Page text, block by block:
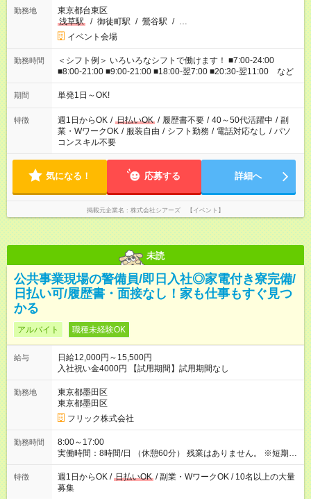
勤務地
東京都台東区
浅草駅
/ 御徒町駅 / 鶯谷駅 / …
イベント会場
勤務時間
＜シフト例＞ いろいろなシフトで働けます！ ■7:00-24:00
■8:00-21:00 ■9:00-21:00 ■18:00-翌7:00 ■20:30-翌11:00 など
期間 単発1日～OK!
特徴 週1日からOK / 日払いOK / 履歴書不要 / 40～50代活躍中 / 副
業・WワークOK / 服装自由 / シフト勤務 / 電話対応なし / パソ
コンスキル不要
気になる！ 応募する 詳細へ
掲載元企業名 株式会社シアーズ 【イベント】
未読
公共事業現場の警備員/即日入社◎家電付き寮完備/
日払い可/履歴書・面接なし！家も仕事もすぐ見つ
かる
アルバイト 職種未経験OK
給与
日給12,000円～15,500円
入社祝い金4000円 【試用期間】試用期間なし
勤務地
東京都墨田区
東京都墨田区
フリック株式会社
勤務時間
8:00～17:00
実働時間：8時間/日 （休憩60分） 残業はありません。 ※短期の
募集は行っておりません。予めご了承くださいませ。
特徴 週1日からOK / 日払いOK / 副業・WワークOK / 10名以上の大量
募集